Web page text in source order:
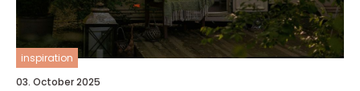
inspiration
03. October 2025